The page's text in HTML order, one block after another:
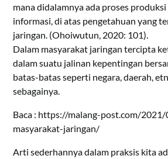
mana didalamnya ada proses
informasi, di atas pengetahuan yang
jaringan. (Ohoiwutun, 2020: 101).
Dalam masyarakat jaringan tercipta
dalam suatu jalinan kepentingan
batas-batas seperti negara, daerah,
sebagainya.
Baca : https://malang-post.com/
masyarakat-jaringan/
Arti sederhannya dalam praksis kita